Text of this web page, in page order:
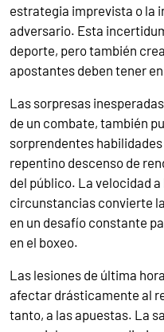
estrategia imprevista o la
adversario. Esta
deporte, pero también
apostantes deben tener
Las sorpresas
de un combate, también
sorprendentes
repentino descenso de
del público. La velocidad
circunstancias convierte
en un desafío constante
en el boxeo.
Las lesiones de última
afectar drásticamente al
tanto, a las apuestas. La